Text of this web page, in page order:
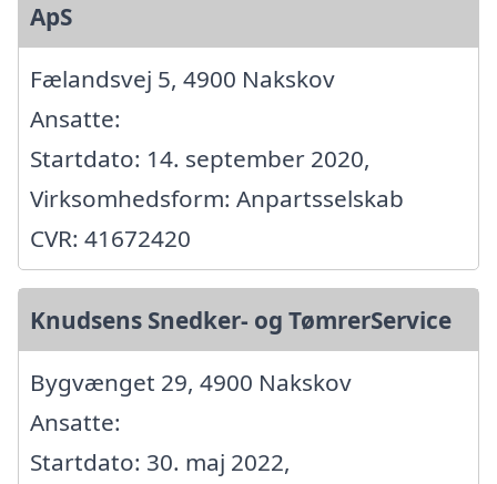
ApS
Fælandsvej 5, 4900 Nakskov
Ansatte:
Startdato: 14. september 2020,
Virksomhedsform: Anpartsselskab
CVR: 41672420
Knudsens Snedker- og TømrerService
Bygvænget 29, 4900 Nakskov
Ansatte:
Startdato: 30. maj 2022,